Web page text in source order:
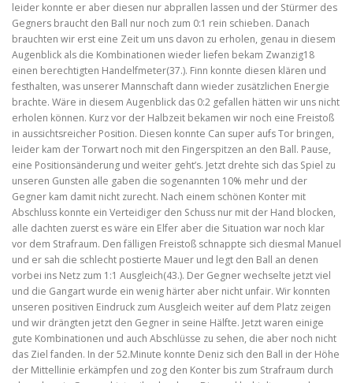
leider konnte er aber diesen nur abprallen lassen und der Stürmer des
Gegners braucht den Ball nur noch zum 0:1 rein schieben. Danach
brauchten wir erst eine Zeit um uns davon zu erholen, genau in diesem
Augenblick als die Kombinationen wieder liefen bekam Zwanzig18
einen berechtigten Handelfmeter(37.). Finn konnte diesen klären und
festhalten, was unserer Mannschaft dann wieder zusätzlichen Energie
brachte. Wäre in diesem Augenblick das 0:2 gefallen hätten wir uns nicht
erholen können. Kurz vor der Halbzeit bekamen wir noch eine Freistoß
in aussichtsreicher Position. Diesen konnte Can super aufs Tor bringen,
leider kam der Torwart noch mit den Fingerspitzen an den Ball. Pause,
eine Positionsänderung und weiter geht’s. Jetzt drehte sich das Spiel zu
unseren Gunsten alle gaben die sogenannten 10% mehr und der
Gegner kam damit nicht zurecht. Nach einem schönen Konter mit
Abschluss konnte ein Verteidiger den Schuss nur mit der Hand blocken,
alle dachten zuerst es wäre ein Elfer aber die Situation war noch klar
vor dem Strafraum. Den fälligen Freistoß schnappte sich diesmal Manuel
und er sah die schlecht postierte Mauer und legt den Ball an denen
vorbei ins Netz zum 1:1 Ausgleich(43.). Der Gegner wechselte jetzt viel
und die Gangart wurde ein wenig härter aber nicht unfair. Wir konnten
unseren positiven Eindruck zum Ausgleich weiter auf dem Platz zeigen
und wir drängten jetzt den Gegner in seine Hälfte. Jetzt waren einige
gute Kombinationen und auch Abschlüsse zu sehen, die aber noch nicht
das Ziel fanden. In der 52.Minute konnte Deniz sich den Ball in der Höhe
der Mittellinie erkämpfen und zog den Konter bis zum Strafraum durch